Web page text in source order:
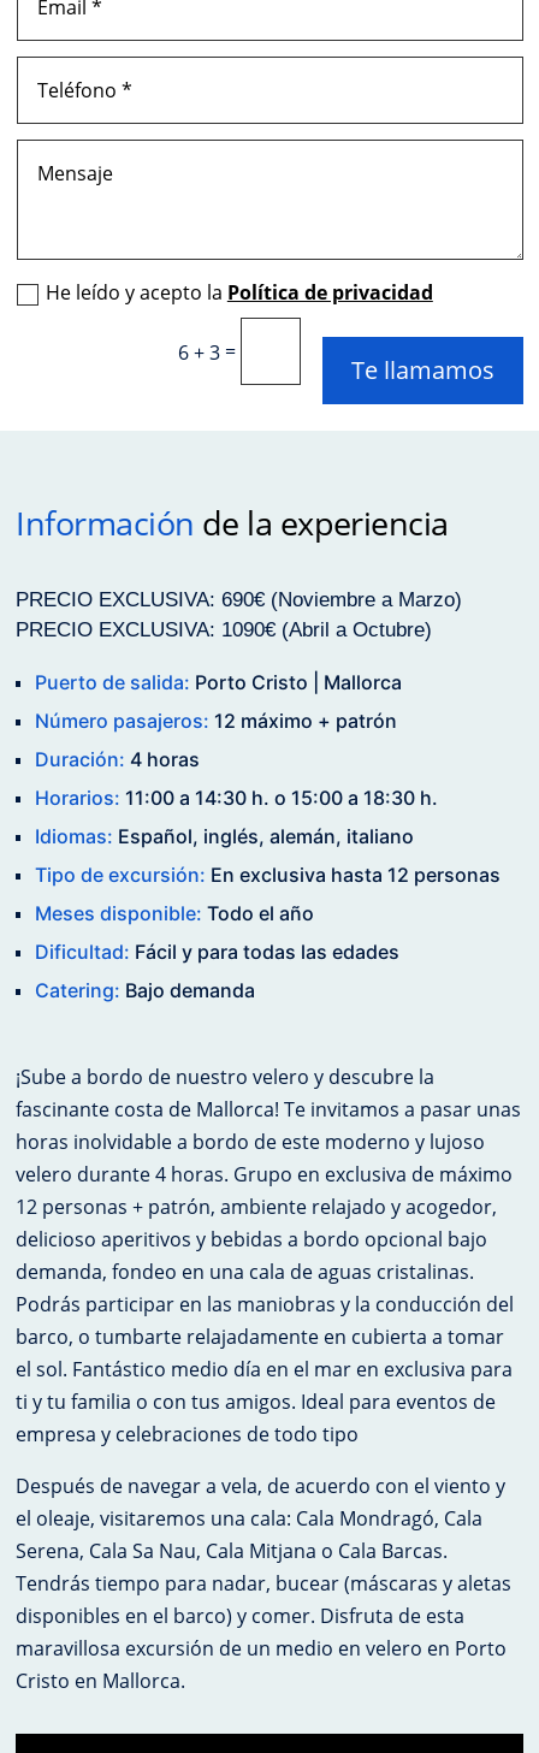
He leído y acepto la Política de privacidad
6 + 3=
Te llamamos
Información de la experiencia
PRECIO EXCLUSIVA: 690€ (Noviembre a Marzo)
PRECIO EXCLUSIVA: 1090€ (Abril a Octubre)
Puerto de salida: Porto Cristo | Mallorca
Número pasajeros: 12 máximo + patrón
Duración:4 horas
Horarios: 11:00 a 14:30 h. o 15:00 a 18:30 h.
Idiomas: Español, inglés, alemán, italiano
Tipo de excursión: En exclusiva hasta 12 personas
Meses disponible:Todo el año
Dificultad: Fácil y para todas las edades
Catering: Bajo demanda
¡Sube a bordo de nuestro velero y descubre la
fascinante costa de Mallorca! Te invitamos a pasar unas
horas inolvidable a bordo de este moderno y lujoso
velero durante 4 horas. Grupo en exclusiva de máximo
12 personas + patrón, ambiente relajado y acogedor,
delicioso aperitivos y bebidas a bordo opcional bajo
demanda, fondeo en una cala de aguas cristalinas.
Podrás participar en las maniobras y la conducción del
barco, o tumbarte relajadamente en cubierta a tomar
el sol. Fantástico medio día en el mar en exclusiva para
ti y tu familia o con tus amigos. Ideal para eventos de
empresa y celebraciones de todo tipo
Después de navegar a vela, de acuerdo con el viento y
el oleaje, visitaremos una cala: Cala Mondragó, Cala
Serena, Cala Sa Nau, Cala Mitjana o Cala Barcas.
Tendrás tiempo para nadar, bucear (máscaras y aletas
disponibles en el barco) y comer. Disfruta de esta
maravillosa excursión de un medio en velero en Porto
Cristo en Mallorca.